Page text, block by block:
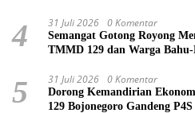
4 31 Juli 2026 0 Komentar
Semangat Gotong Royong
TMMD 129 dan Warga
5 31 Juli 2026 0 Komentar
Dorong Kemandirian
129 Bojonegoro Gandeng